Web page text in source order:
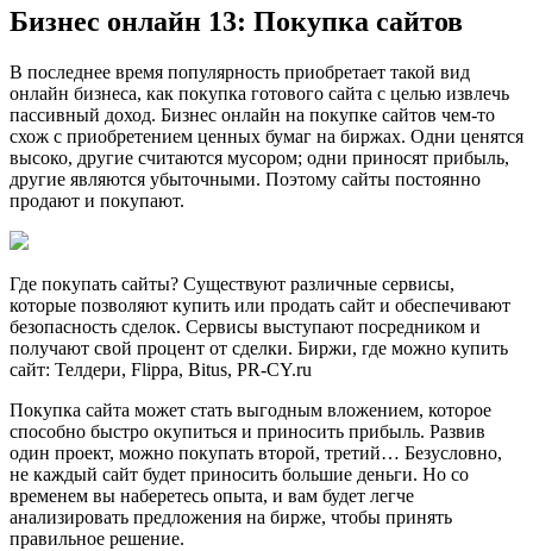
Бизнес онлайн 13: Покупка сайтов
В последнее время популярность приобретает такой вид
онлайн бизнеса, как покупка готового сайта с целью извлечь
пассивный доход. Бизнес онлайн на покупке сайтов чем-то
схож с приобретением ценных бумаг на биржах. Одни ценятся
высоко, другие считаются мусором; одни приносят прибыль,
другие являются убыточными. Поэтому сайты постоянно
продают и покупают.
Где покупать сайты? Существуют различные сервисы,
которые позволяют купить или продать сайт и обеспечивают
безопасность сделок. Сервисы выступают посредником и
получают свой процент от сделки. Биржи, где можно купить
сайт: Телдери, Flippa, Bitus, PR-CY.ru
Покупка сайта может стать выгодным вложением, которое
способно быстро окупиться и приносить прибыль. Развив
один проект, можно покупать второй, третий… Безусловно,
не каждый сайт будет приносить большие деньги. Но со
временем вы наберетесь опыта, и вам будет легче
анализировать предложения на бирже, чтобы принять
правильное решение.